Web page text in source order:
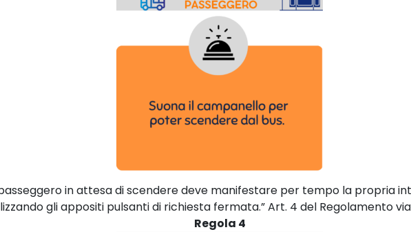
in attesa di scendere deve manifestare per tempo la propria
gli appositi pulsanti di richiesta fermata.” Art. 4 del Regolamento
Regola 4